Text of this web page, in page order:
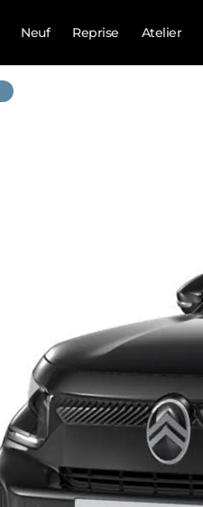
Neuf Reprise Atelier